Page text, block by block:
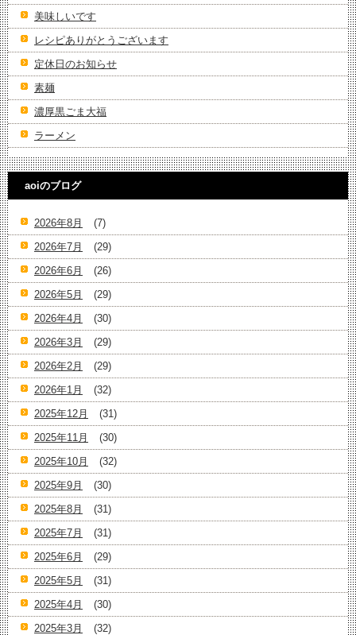
美味しいです
レシピありがとうございます
定休日のお知らせ
素麺
濃厚黒ごま大福
ラーメン
aoiのブログ
2026年8月
(7)
2026年7月
(29)
2026年6月
(26)
2026年5月
(29)
2026年4月
(30)
2026年3月
(29)
2026年2月
(29)
2026年1月
(32)
2025年12月
(31)
2025年11月
(30)
2025年10月
(32)
2025年9月
(30)
2025年8月
(31)
2025年7月
(31)
2025年6月
(29)
2025年5月
(31)
2025年4月
(30)
2025年3月
(32)